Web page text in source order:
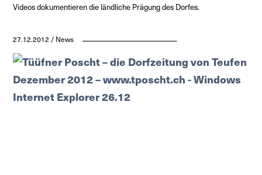
Videos dokumentieren die ländliche Prägung des Dorfes.
27.12.2012 / News